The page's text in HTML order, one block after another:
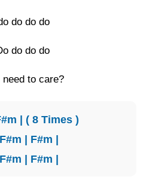
do do do
do do do
to care?
| ( 8 Times )
F#m | F#m |
F#m | F#m |